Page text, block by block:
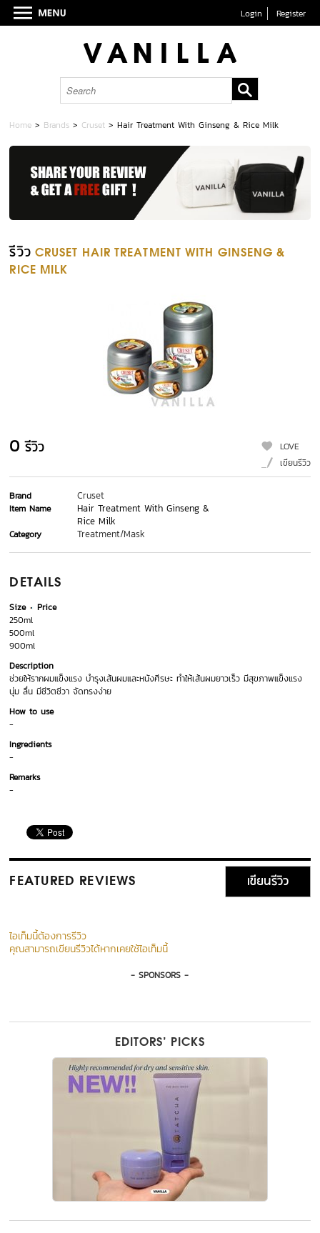
Login Register
Home > Brands > Cruset >Hair Treatment With Ginseng & Rice Milk
รีวิว CRUSET HAIR TREATMENT WITH GINSENG &
RICE MILK
0 รีวิว
LOVE
เขียนรีวิว
Brand Cruset
Item Name
Hair Treatment With Ginseng &
Rice Milk
Category Treatment/Mask
DETAILS
Size
Price
250ml
500ml
900ml
Description
ช่วยให้รากผมแข็งแรง บำรุงเส้นผมและหนังศีรษะ ทำให้เส้นผมยาวเร็ว มีสุขภาพแข็งแรง
นุ่ม ลื่น มีชีวิตชีวา จัดทรงง่าย
How to use
-
Ingredients
-
Remarks
-
FEATURED REVIEWS เขียนรีวิว
ไอเท็มนี้ต้องการรีวิว
คุณสามารถเขียนรีวิวได้หากเคยใช้ไอเท็มนี้
- SPONSORS -
EDITORS’ PICKS